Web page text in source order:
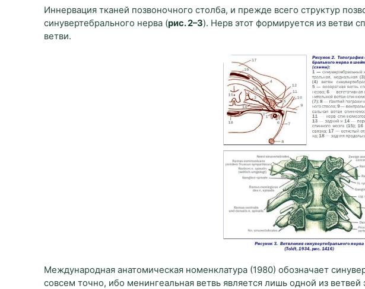
Иннервация тканей позвоночного столба, и прежде всего структур
синувертебрального нерва (рис. 2–3). Нерв этот формируется из ветви
ветви.
Международная анатомическая номенклатура (1980) обозначает
совсем точно, ибо менингеальная ветвь является лишь одной из ветвей